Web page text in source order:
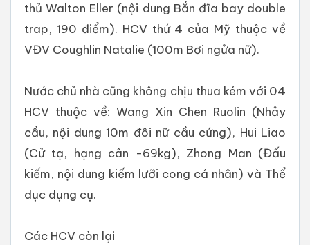
thủ Walton Eller (nội dung Bắn đĩa bay double
trap, 190 điểm). HCV thứ 4 của Mỹ thuộc về
VĐV Coughlin Natalie (100m Bơi ngửa nữ).
Nước chủ nhà cũng không chịu thua kém với 04
HCV thuộc về: Wang Xin Chen Ruolin (Nhảy
cầu, nội dung 10m đôi nữ cầu cứng), Hui Liao
(Cử tạ, hạng cân -69kg), Zhong Man (Đấu
kiếm, nội dung kiếm lưỡi cong cá nhân) và Thể
dục dụng cụ.
Các HCV còn lại